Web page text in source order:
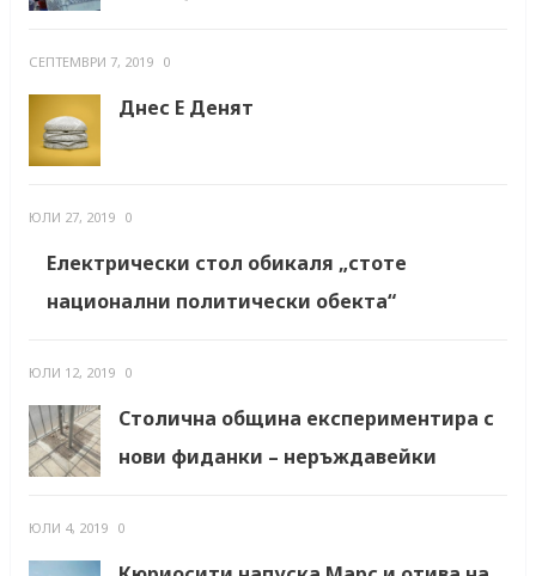
СЕПТЕМВРИ 7, 2019 0
Днес Е Денят
ЮЛИ 27, 2019 0
Електрически стол обикаля „стоте
национални политически обекта“
ЮЛИ 12, 2019 0
Столична община експериментира с
нови фиданки – неръждавейки
ЮЛИ 4, 2019 0